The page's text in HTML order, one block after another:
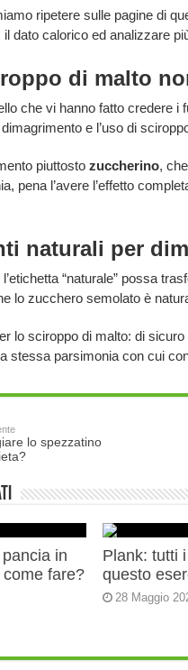
ripetere sulle pagine di
dato calorico ed analizzare
di malto
che vi hanno fatto credere
e l’uso di
piuttosto zuccherino,
pena l’avere l’effetto
naturali per
“naturale” possa
lo zucchero semolato è
lo sciroppo di malto: di sicuro
stessa parsimonia con cui
lo spezzatino
in
fare?
Plank: tutti
questo
28 Maggio